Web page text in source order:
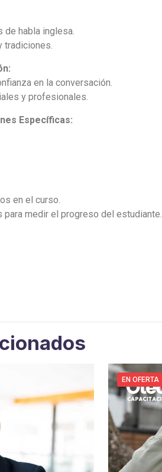
habla inglesa.
tradiciones.
en la conversación.
y profesionales.
Específicas:
en el curso.
medir el progreso del estudiante.
EN OFERTA